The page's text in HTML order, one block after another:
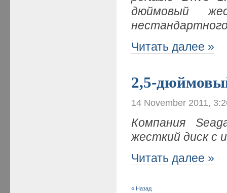
дюймовый
Читать далее »
2,5-
14 November 2011,
Компания
жесткий диск с
Читать далее »
« Назад